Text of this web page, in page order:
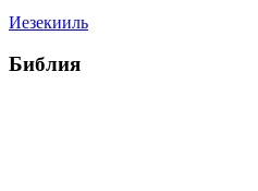
Иезекииль
Библия